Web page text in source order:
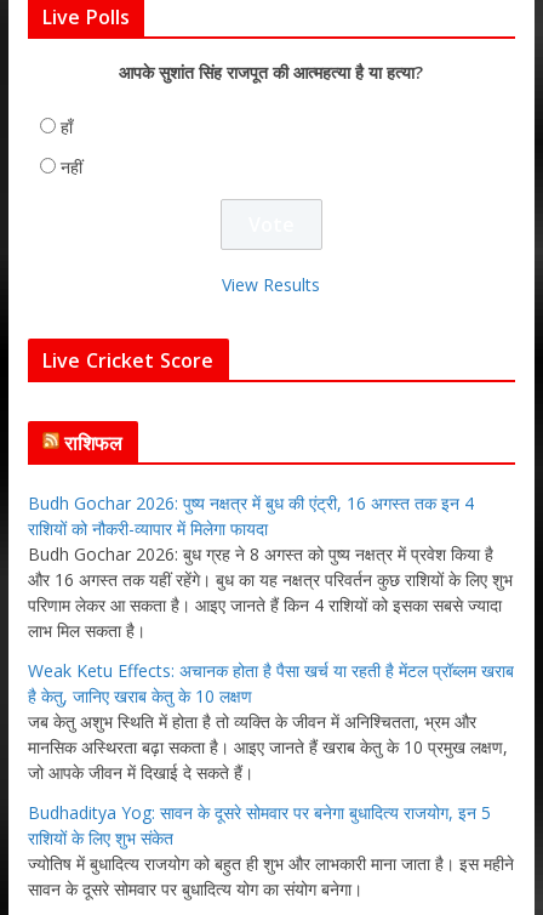
Live Polls
आपके सुशांत सिंह राजपूत की आत्महत्या है या हत्या?
हाँ
नहीं
View Results
Live Cricket Score
राशिफल
Budh Gochar 2026: पुष्य नक्षत्र में बुध की एंट्री, 16 अगस्त तक इन 4
राशियों को नौकरी-व्यापार में मिलेगा फायदा
Budh Gochar 2026: बुध ग्रह ने 8 अगस्त को पुष्य नक्षत्र में प्रवेश किया है
और 16 अगस्त तक यहीं रहेंगे। बुध का यह नक्षत्र परिवर्तन कुछ राशियों के लिए शुभ
परिणाम लेकर आ सकता है। आइए जानते हैं किन 4 राशियों को इसका सबसे ज्यादा
लाभ मिल सकता है।
Weak Ketu Effects: अचानक होता है पैसा खर्च या रहती है मेंटल प्रॉब्लम खराब
है केतु, जानिए खराब केतु के 10 लक्षण
जब केतु अशुभ स्थिति में होता है तो व्यक्ति के जीवन में अनिश्चितता, भ्रम और
मानसिक अस्थिरता बढ़ा सकता है। आइए जानते हैं खराब केतु के 10 प्रमुख लक्षण,
जो आपके जीवन में दिखाई दे सकते हैं।
Budhaditya Yog: सावन के दूसरे सोमवार पर बनेगा बुधादित्य राजयोग, इन 5
राशियों के लिए शुभ संकेत
ज्योतिष में बुधादित्य राजयोग को बहुत ही शुभ और लाभकारी माना जाता है। इस महीने
सावन के दूसरे सोमवार पर बुधादित्य योग का संयोग बनेगा।